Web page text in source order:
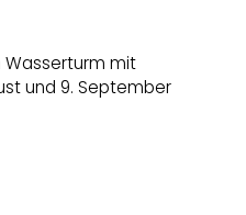
mit
und 9. September